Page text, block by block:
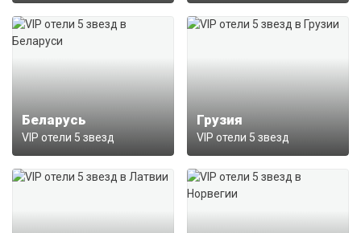
Беларусь
VIP отели 5 звезд
Грузия
VIP отели 5 звезд